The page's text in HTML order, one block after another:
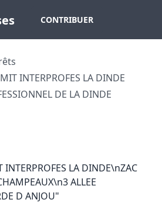
CONTRIBUER
INTERPROFES LA DINDE
DE LA DINDE
INTERPROFES LA DINDE\nZAC
ALLEE
D ANJOU"